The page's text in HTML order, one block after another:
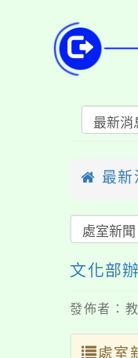
最新
文化部
發佈者：
處室